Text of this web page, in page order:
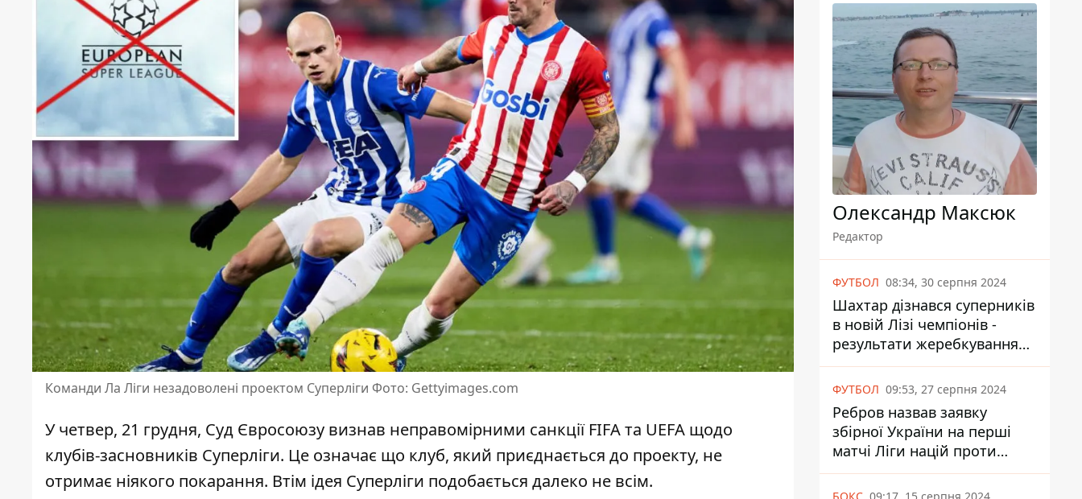
Команди Ла Ліги незадоволені проектом Суперліги Фото: Gettyimages.com
У четвер, 21 грудня, Суд Євросоюзу визнав неправомірними санкції FIFA та UEFA щодо
клубів-засновників Суперліги. Це означає що клуб, який приєднається до проекту, не
отримає ніякого покарання. Втім ідея Суперліги подобається далеко не всім.
Олександр Максюк
Редактор
ФУТБОЛ 08:34, 30 серпня 2024
Шахтар дізнався суперників
в новій Лізі чемпіонів -
результати жеребкування
UEFA
ФУТБОЛ 09:53, 27 серпня 2024
Ребров назвав заявку
збірної України на перші
матчі Ліги націй проти
Албанії та Чехії
БОКС 09:17, 15 серпня 2024